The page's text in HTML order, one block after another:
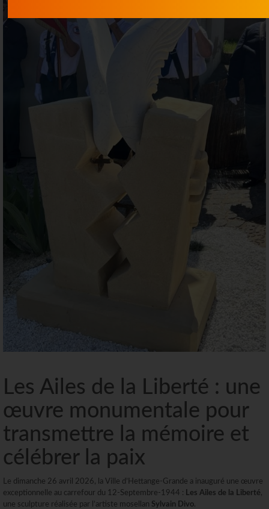
Les Ailes de la Liberté : une
œuvre monumentale pour
transmettre la mémoire et
célébrer la paix
Le dimanche 26 avril 2026, la Ville d’Hettange-Grande a inauguré une œuvre
exceptionnelle au carrefour du 12-Septembre-1944 : Les Ailes de la Liberté,
une sculpture réalisée par l’artiste mosellan Sylvain Divo.